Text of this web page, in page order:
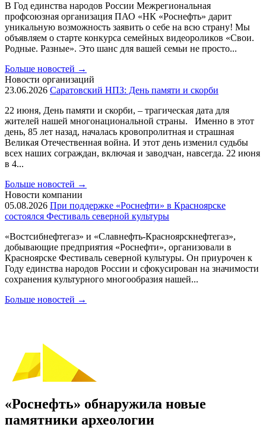
В Год единства народов России Межрегиональная
профсоюзная организация ПАО «НК «Роснефть» дарит
уникальную возможность заявить о себе на всю страну! Мы
объявляем о старте конкурса семейных видеороликов «Свои.
Родные. Разные». Это шанс для вашей семьи не просто...
Больше новостей →
Новости организаций
23.06.2026 Саратовский НПЗ: День памяти и скорби
22 июня, День памяти и скорби, – трагическая дата для
жителей нашей многонациональной страны. Именно в этот
день, 85 лет назад, началась кровопролитная и страшная
Великая Отечественная война. И этот день изменил судьбы
всех наших сограждан, включая и заводчан, навсегда. 22 июня
в 4...
Больше новостей →
Новости компании
05.08.2026 При поддержке «Роснефти» в Красноярске
состоялся Фестиваль северной культуры
«Востсибнефтегаз» и «Славнефть-Красноярскнефтегаз»,
добывающие предприятия «Роснефти», организовали в
Красноярске Фестиваль северной культуры. Он приурочен к
Году единства народов России и сфокусирован на значимости
сохранения культурного многообразия нашей...
Больше новостей →
«Роснефть» обнаружила новые
памятники археологии